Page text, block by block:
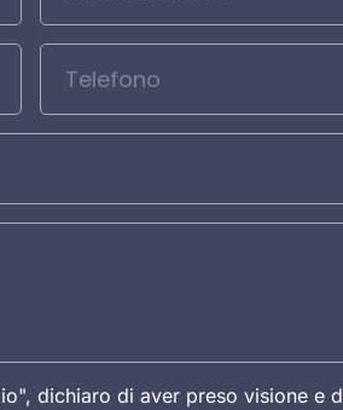
dichiaro di aver preso visione e